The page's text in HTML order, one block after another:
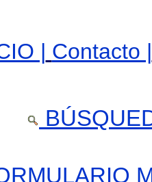
| Contacto |